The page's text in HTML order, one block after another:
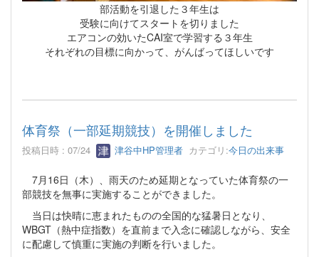
部活動を引退した３年生は
受験に向けてスタートを切りました
エアコンの効いたCAI室で学習する３年生
それぞれの目標に向かって、がんばってほしいです
体育祭（一部延期競技）を開催しました
投稿日時 : 07/24 津谷中HP管理者 カテゴリ:今日の出来事
7月16日（木）、雨天のため延期となっていた体育祭の一
部競技を無事に実施することができました。
当日は快晴に恵まれたものの全国的な猛暑日となり、
WBGT（熱中症指数）を直前まで入念に確認しながら、安全
に配慮して慎重に実施の判断を行いました。